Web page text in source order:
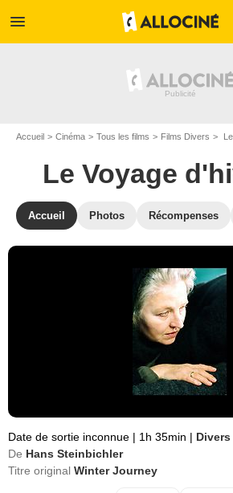
menu
Accueil Cinéma Tous les films Films Divers Le
Le Voyage
Accueil Photos Récompenses
Date de sortie inconnue | 1h 35min | Divers
De Hans Steinbichler
Titre original Winter Journey